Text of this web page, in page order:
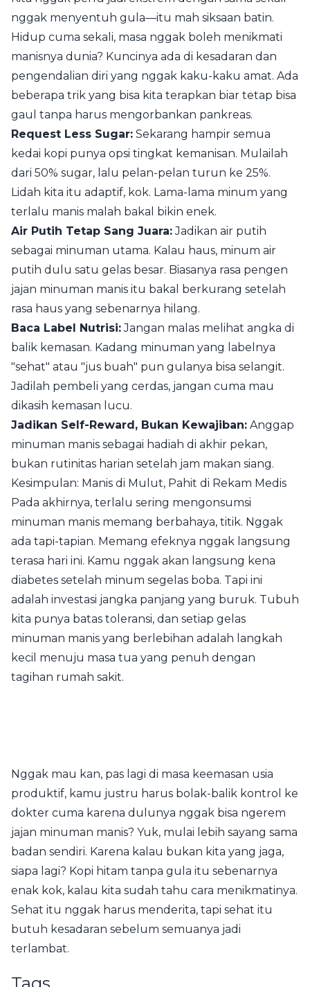
nggak menyentuh gula—itu mah siksaan batin.
Hidup cuma sekali, masa nggak boleh menikmati
manisnya dunia? Kuncinya ada di kesadaran dan
pengendalian diri yang nggak kaku-kaku amat. Ada
beberapa trik yang bisa kita terapkan biar tetap bisa
gaul tanpa harus mengorbankan pankreas.
Request Less Sugar: Sekarang hampir semua
kedai kopi punya opsi tingkat kemanisan. Mulailah
dari 50% sugar, lalu pelan-pelan turun ke 25%.
Lidah kita itu adaptif, kok. Lama-lama minum yang
terlalu manis malah bakal bikin enek.
Air Putih Tetap Sang Juara:Jadikan air putih
sebagai minuman utama. Kalau haus, minum air
putih dulu satu gelas besar. Biasanya rasa pengen
jajan minuman manis itu bakal berkurang setelah
rasa haus yang sebenarnya hilang.
Baca Label Nutrisi:Jangan malas melihat angka di
balik kemasan. Kadang minuman yang labelnya
"sehat" atau "jus buah" pun gulanya bisa selangit.
Jadilah pembeli yang cerdas, jangan cuma mau
dikasih kemasan lucu.
Jadikan Self-Reward, Bukan Kewajiban: Anggap
minuman manis sebagai hadiah di akhir pekan,
bukan rutinitas harian setelah jam makan siang.
Kesimpulan: Manis di Mulut, Pahit di Rekam Medis
Pada akhirnya, terlalu sering mengonsumsi
minuman manis memang berbahaya, titik. Nggak
ada tapi-tapian. Memang efeknya nggak langsung
terasa hari ini. Kamu nggak akan langsung kena
diabetes setelah minum segelas boba. Tapi ini
adalah investasi jangka panjang yang buruk. Tubuh
kita punya batas toleransi, dan setiap gelas
minuman manis yang berlebihan adalah langkah
kecil menuju masa tua yang penuh dengan
tagihan rumah sakit.
Nggak mau kan, pas lagi di masa keemasan usia
produktif, kamu justru harus bolak-balik kontrol ke
dokter cuma karena dulunya nggak bisa ngerem
jajan minuman manis? Yuk, mulai lebih sayang sama
badan sendiri. Karena kalau bukan kita yang jaga,
siapa lagi? Kopi hitam tanpa gula itu sebenarnya
enak kok, kalau kita sudah tahu cara menikmatinya.
Sehat itu nggak harus menderita, tapi sehat itu
butuh kesadaran sebelum semuanya jadi
terlambat.
Tags